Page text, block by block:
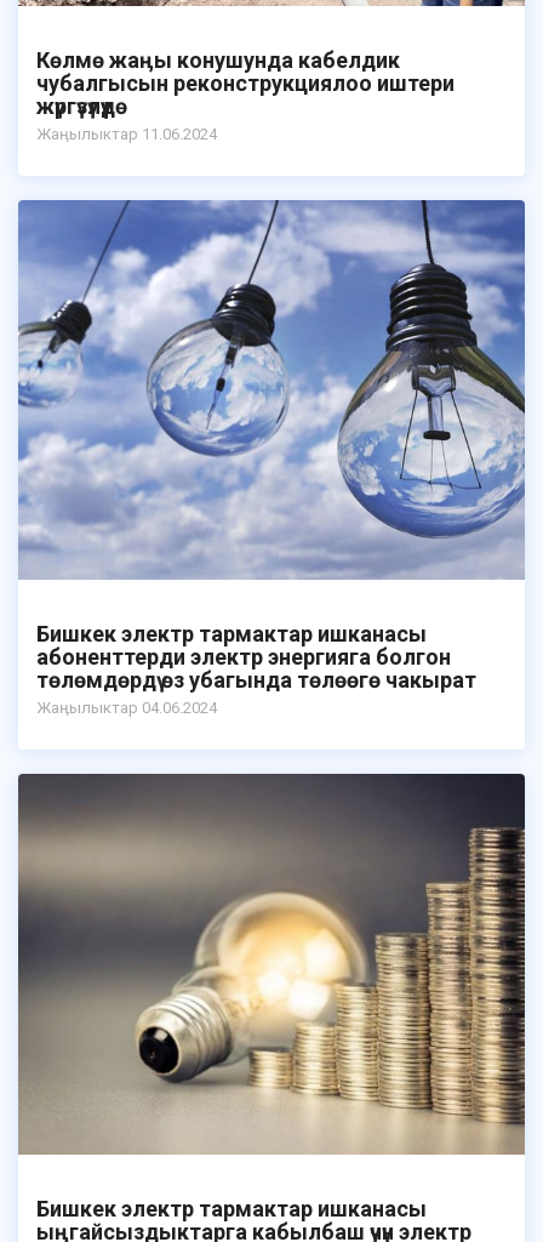
Көлмө жаӊы конушунда кабелдик
чубалгысын реконструкциялоо иштери
жүргүзүлүүдө
Жаӊылыктар 11.06.2024
Бишкек электр тармактар ​​ишканасы
абоненттерди электр энергияга болгон
төлөмдөрдү өз убагында төлөөгө чакырат
Жаӊылыктар 04.06.2024
Бишкек электр тармактар ишканасы
ыңгайсыздыктарга кабылбаш үчүн электр